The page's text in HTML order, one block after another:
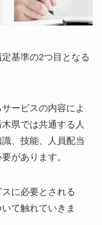
基準の2つ目となる
ービスの内容によ
県では共通する人
、技能、人員配当
があります。
に必要とされる
て触れていきま